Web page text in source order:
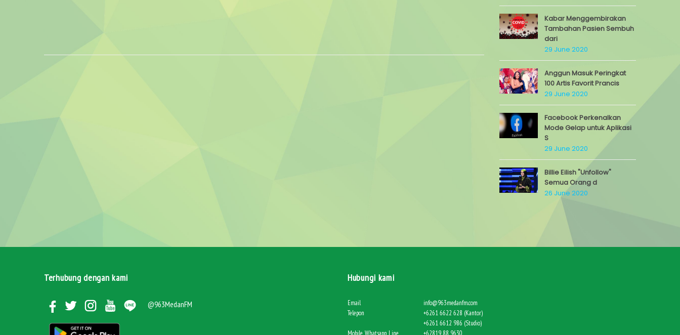
Kabar Menggembirakan
Tambahan Pasien Sembuh
dari
29 June 2020
Anggun Masuk Peringkat
100 Artis Favorit Prancis
29 June 2020
Facebook Perkenalkan
Mode Gelap untuk Aplikasi
S
29 June 2020
Billie Eilish "Unfollow"
Semua Orang d
26 June 2020
Terhubung dengan kami
@963MedanFM
Hubungi kami
Email
info@963medanfm.com
Telepon
+6261 6622 628 (Kantor)
+6261 6612 986 (Studio)
Mobile, Whatsapp, Line
+62819 88 9630